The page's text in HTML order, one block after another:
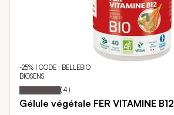
-25% | CODE : BELLEBIO
BIOSENS
Notation: 100%
( 4 )
Gélule végétale FER VITAMINE B12